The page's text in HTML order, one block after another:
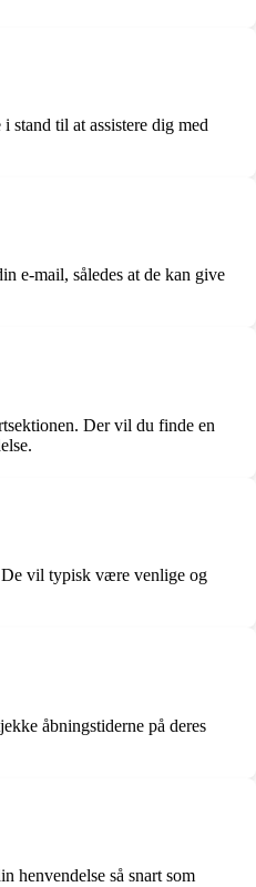
til at assistere dig med
e-mail, således at de kan give
Der vil du finde en
De vil typisk være venlige og
åbningstiderne på deres
henvendelse så snart som